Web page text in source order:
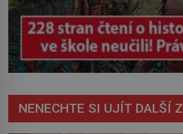
NENECHTE SI UJÍT DALŠÍ